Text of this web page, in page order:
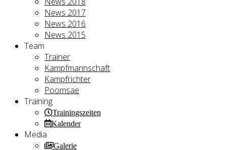
News 2017
News 2016
News 2015
Team
Trainer
Kampfmannschaft
Kampfrichter
Poomsae
Training
Trainingszeiten
Kalender
Media
Galerie